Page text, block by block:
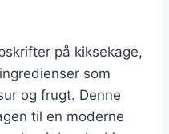
på kiksekage,
som
og frugt. Denne
til en moderne